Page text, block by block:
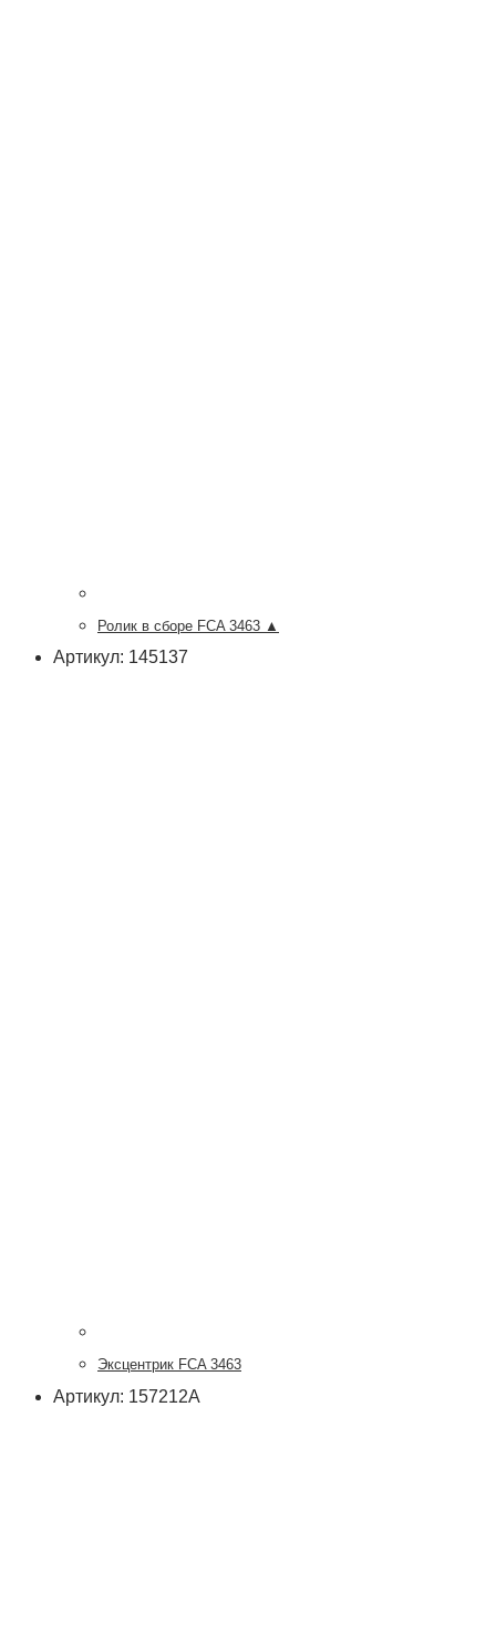
Ролик в сборе FCA 3463 ▲
Артикул: 145137
Эксцентрик FCA 3463
Артикул: 157212А